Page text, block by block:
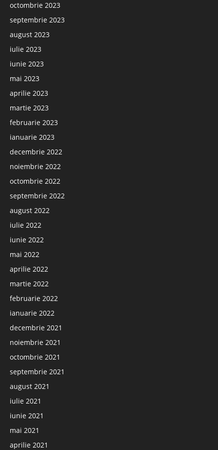
octombrie 2023
septembrie 2023
august 2023
iulie 2023
iunie 2023
mai 2023
aprilie 2023
martie 2023
februarie 2023
ianuarie 2023
decembrie 2022
noiembrie 2022
octombrie 2022
septembrie 2022
august 2022
iulie 2022
iunie 2022
mai 2022
aprilie 2022
martie 2022
februarie 2022
ianuarie 2022
decembrie 2021
noiembrie 2021
octombrie 2021
septembrie 2021
august 2021
iulie 2021
iunie 2021
mai 2021
aprilie 2021